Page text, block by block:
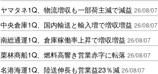
ヤマタネ1Q、物流増収も一部荷主減で減益 26/08/07
中央倉庫1Q、国内輸送と輸入増で増収増益 26/08/07
南総通運1Q、倉庫稼働率上昇で増収増益 26/08/07
栗林商船1Q、燃料高響き営業赤字に転落 26/08/07
名港海運1Q、陸送伸長も営業益23％減 26/08/07